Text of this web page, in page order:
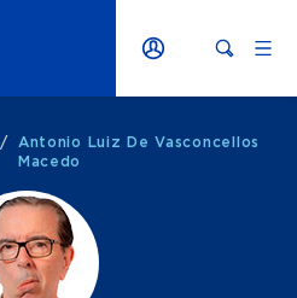
/
Antonio Luiz De Vasconcellos
Macedo